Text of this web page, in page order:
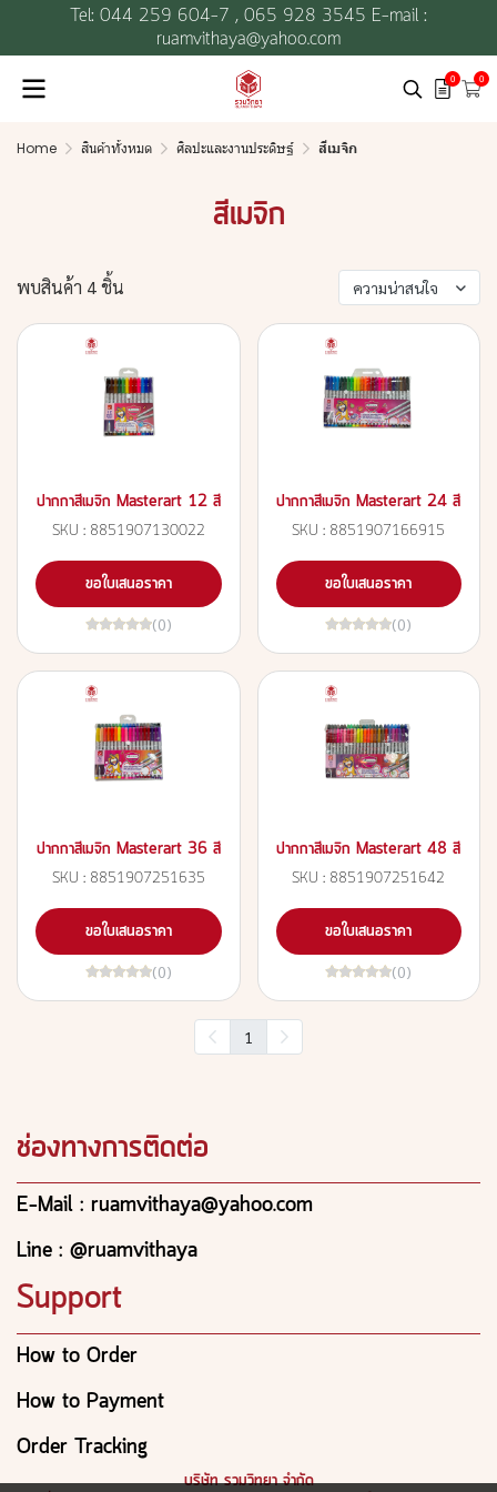
Tel: 044 259 604-7 , 065 928 3545 E-mail :
ruamvithaya@yahoo.com
0 0
Home สินค้าทั้งหมด ศิลปะและงานประดิษฐ์ สีเมจิก
สีเมจิก
พบสินค้า 4 ชิ้น ความน่าสนใจ
ปากกาสีเมจิก Masterart 12 สี
SKU : 8851907130022
ขอใบเสนอราคา
(0)
ปากกาสีเมจิก Masterart 24 สี
SKU : 8851907166915
ขอใบเสนอราคา
(0)
ปากกาสีเมจิก Masterart 36 สี
SKU : 8851907251635
ขอใบเสนอราคา
(0)
ปากกาสีเมจิก Masterart 48 สี
SKU : 8851907251642
ขอใบเสนอราคา
(0)
1
ช่องทางการติดต่อ
E-Mail : ruamvithaya@yahoo.com
Line : @ruamvithaya
Support
How to Order
How to Payment
Order Tracking
บริษัท รวมวิทยา จำกัด